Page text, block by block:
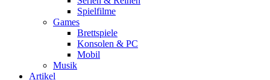
Spielfilme
Games
Brettspiele
Konsolen & PC
Mobil
Musik
Artikel